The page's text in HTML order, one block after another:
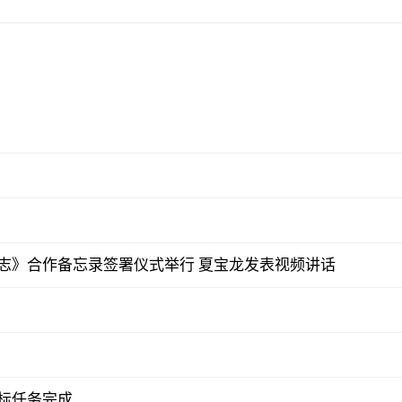
》合作备忘录签署仪式举行 夏宝龙发表视频讲话